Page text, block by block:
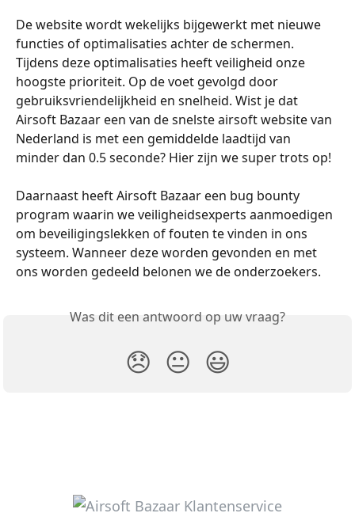
De website wordt wekelijks bijgewerkt met nieuwe
functies of optimalisaties achter de schermen.
Tijdens deze optimalisaties heeft veiligheid onze
hoogste prioriteit. Op de voet gevolgd door
gebruiksvriendelijkheid en snelheid. Wist je dat
Airsoft Bazaar een van de snelste airsoft website van
Nederland is met een gemiddelde laadtijd van
minder dan 0.5 seconde? Hier zijn we super trots op!
Daarnaast heeft Airsoft Bazaar een bug bounty
program waarin we veiligheidsexperts aanmoedigen
om beveiligingslekken of fouten te vinden in ons
systeem. Wanneer deze worden gevonden en met
ons worden gedeeld belonen we de onderzoekers.
Was dit een antwoord op uw vraag?
😞 😐 😃